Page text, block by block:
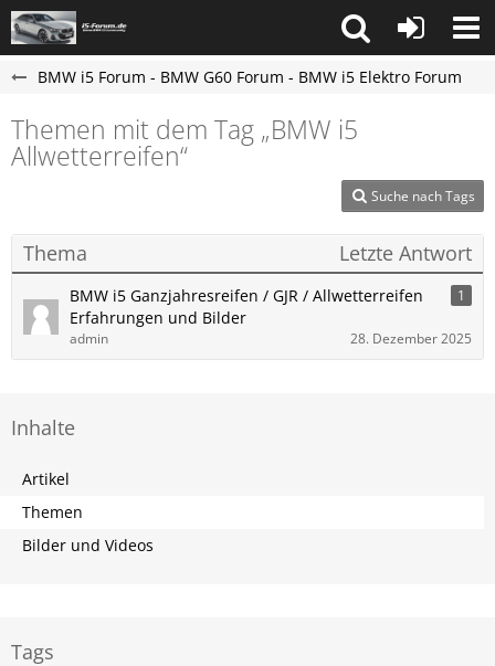
BMW i5 Forum - BMW G60 Forum - BMW i5 Elektro Forum
Themen mit dem Tag „BMW i5
Allwetterreifen“
Suche nach Tags
Thema Letzte Antwort
BMW i5 Ganzjahresreifen / GJR / Allwetterreifen
Erfahrungen und Bilder
1
admin 28. Dezember 2025
Inhalte
Artikel
Themen
Bilder und Videos
Tags